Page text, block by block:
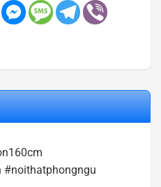
#noithatphongngu